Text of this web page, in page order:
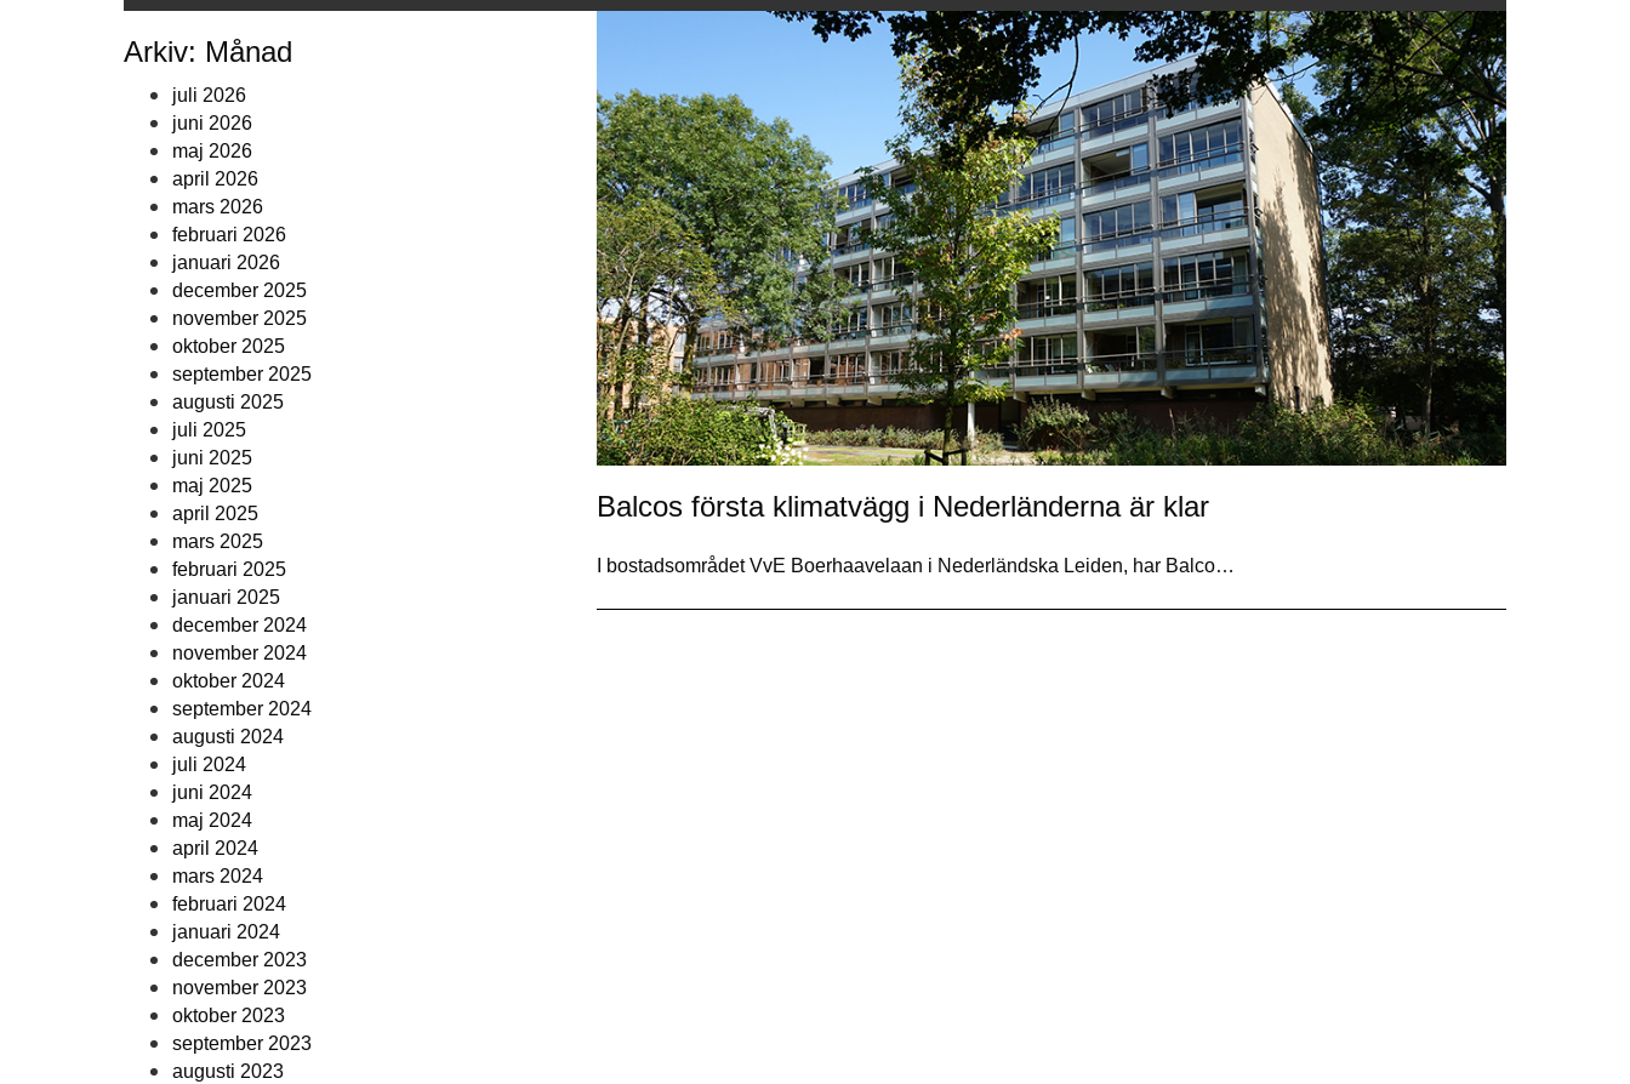
Arkiv: Månad
juli 2026
juni 2026
maj 2026
april 2026
mars 2026
februari 2026
januari 2026
december 2025
november 2025
oktober 2025
september 2025
augusti 2025
juli 2025
juni 2025
maj 2025
april 2025
mars 2025
februari 2025
januari 2025
december 2024
november 2024
oktober 2024
september 2024
augusti 2024
juli 2024
juni 2024
maj 2024
april 2024
mars 2024
februari 2024
januari 2024
december 2023
november 2023
oktober 2023
september 2023
augusti 2023
Balcos första klimatvägg i Nederländerna är klar
I bostadsområdet VvE Boerhaavelaan i Nederländska Leiden, har Balco…